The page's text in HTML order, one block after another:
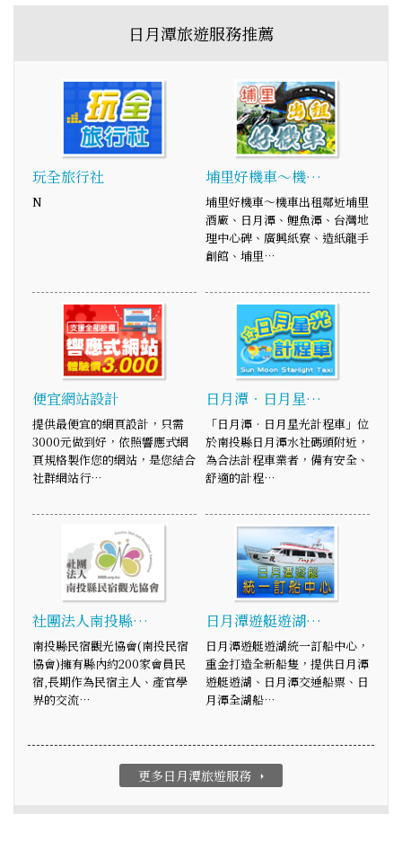
日月潭旅遊服務推薦
玩全旅行社
N
埔里好機車～機…
埔里好機車～機車出租鄰近埔里
酒廠、日月潭、鯉魚潭、台灣地
理中心碑、廣興紙寮、造紙龍手
創館、埔里…
便宜網站設計
提供最便宜的網頁設計，只需
3000元做到好，依照響應式網
頁規格製作您的網站，是您結合
社群網站行…
日月潭‧日月星…
「日月潭‧日月星光計程車」位
於南投縣日月潭水社碼頭附近，
為合法計程車業者，備有安全、
舒適的計程…
社團法人南投縣…
南投縣民宿觀光協會(南投民宿
協會)擁有縣內約200家會員民
宿,長期作為民宿主人、產官學
界的交流…
日月潭遊艇遊湖…
日月潭遊艇遊湖統一訂船中心，
重金打造全新船隻，提供日月潭
遊艇遊湖、日月潭交通船票、日
月潭全湖船…
更多日月潭旅遊服務 arrow_right